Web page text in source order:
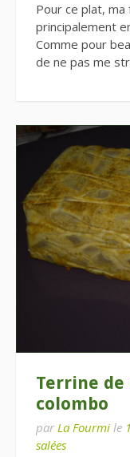
Pour ce plat,
principalement
Comme pour
de ne pas me
Terrine
colombo
par La Fourmi le
salées